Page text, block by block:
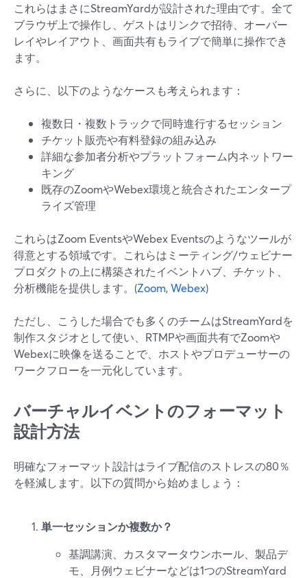
これらはまさにStreamYardが設計された理由です。全て
ブラウザ上で操作し、ゲストはリンクで招待、オーバー
レイやレイアウト、画面共有もライブで簡単に操作でき
ます。
さらに、以下のようなケースも考えられます：
複数日・複数トラックで同時進行するセッション
チケット販売や有料登録の組み込み
詳細な参加者分析やプラットフォーム内ネットワー
キング
既存のZoomやWebex環境と統合されたエンタープ
ライズ管理
これらはZoom EventsやWebex Eventsのようなツールが
得意とする領域です。これらはミーティング/ウェビナー
プロダクトの上に構築されたイベントハブ、チケット、
分析機能を提供します。(Zoom,Webex)
ただし、こうした場合でも多くのチームはStreamYardを
制作スタジオとして使い、RTMPや画面共有でZoomや
Webexに映像を送ることで、ホストやプロデューサーの
ワークフローを一元化しています。
バーチャルイベントのフォーマット
設計方法
明確なフォーマット設計はライブ配信のストレスの80％
を軽減します。以下の質問から始めましょう：
単一セッションか複数か？
基調講演、カスタマータウンホール、製品デ
モ、月例ウェビナーなどは1つのStreamYard